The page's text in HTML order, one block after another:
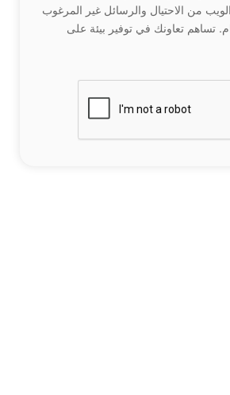
من الاحتيال والرسائل غير المرغوب
تساهم تعاونك في توفير بيئة على